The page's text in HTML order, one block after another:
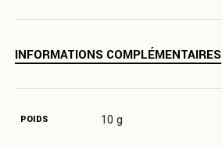
INFORMATIONS COMPLÉMENTAIRES
POIDS 10 g